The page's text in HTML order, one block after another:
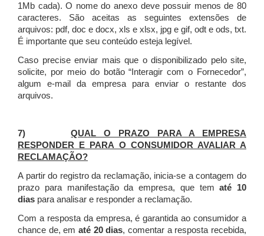
1Mb cada). O nome do anexo deve possuir menos de 80
caracteres. São aceitas as seguintes extensões de
arquivos: pdf, doc e docx, xls e xlsx, jpg e gif, odt e ods, txt.
É importante que seu conteúdo esteja legível.
Caso precise enviar mais que o disponibilizado pelo site,
solicite, por meio do botão “Interagir com o Fornecedor”,
algum e-mail da empresa para enviar o restante dos
arquivos.
7)QUAL O PRAZO PARA A EMPRESA
RESPONDER E PARA O CONSUMIDOR AVALIAR A
RECLAMAÇÃO?
A partir do registro da reclamação, inicia-se a contagem do
prazo para manifestação da empresa, que tematé 10
dias para analisar e responder a reclamação.
Com a resposta da empresa, é garantida ao consumidor a
chance de, em até 20 dias, comentar a resposta recebida,